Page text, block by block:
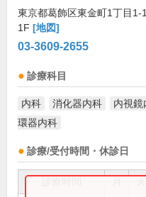
東京都葛飾区東金町1丁目1-1
1F [地図]
03-3609-2655
診療科目
内科 消化器内科 内視鏡
環器内科
診療/受付時間・休診日